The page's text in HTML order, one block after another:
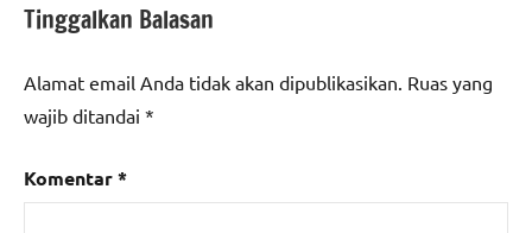
#kementerianatrbpn
Tinggalkan Balasan
Alamat email Anda tidak akan dipublikasikan. Ruas yang
wajib ditandai *
Komentar*